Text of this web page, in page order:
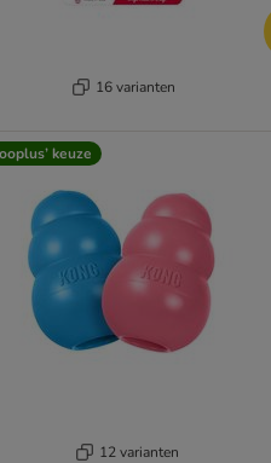
16 varianten
keuze
12 varianten